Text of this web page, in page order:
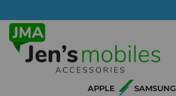
APPLE SAMSUNG